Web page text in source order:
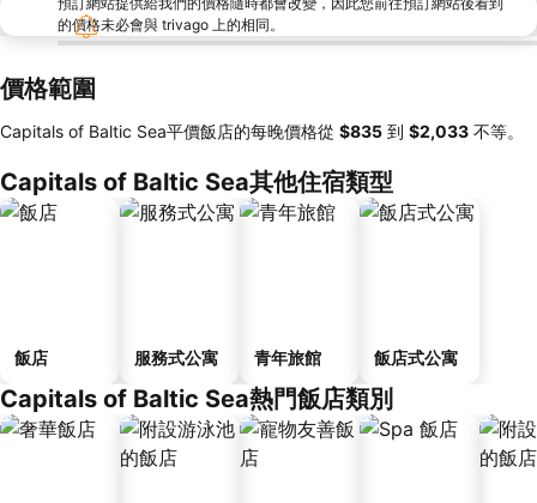
的價格未必會與 trivago 上的相同。
價格範圍
Capitals of Baltic Sea平價飯店的每晚價格從 ‎$835 到 ‎$2,033 不等。
Capitals of Baltic Sea其他住宿類型
飯店 服務式公寓 青年旅館 飯店式公寓
Capitals of Baltic Sea熱門飯店類別